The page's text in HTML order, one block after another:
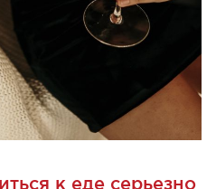
к еде серьезно